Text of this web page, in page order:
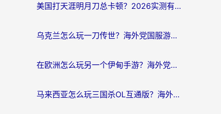
美国打天涯明月刀总卡顿？2026实测有效的加速器推荐（附跨平台使用技巧）
乌克兰怎么玩一刀传世？海外党国服游戏加速终极指南（附天下-异兽山海街头篮球实测）
在欧洲怎么玩另一个伊甸手游？海外党亲测有效的国服游戏加速指南
马来西亚怎么玩三国杀OL互通版？海外党必看的国服游戏加速器避坑指南